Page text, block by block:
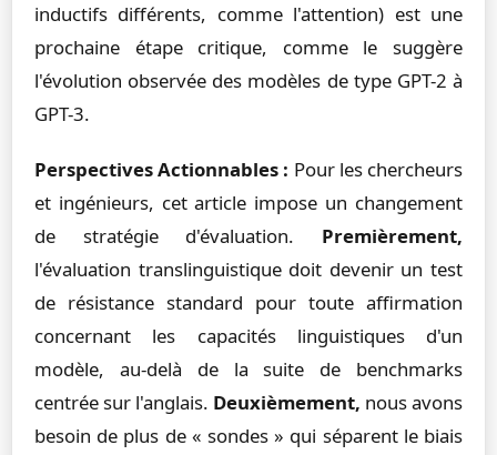
inductifs différents, comme l'attention) est une
prochaine étape critique, comme le suggère
l'évolution observée des modèles de type GPT-2 à
GPT-3.
Perspectives Actionnables : Pour les chercheurs
et ingénieurs, cet article impose un changement
de stratégie d'évaluation. Premièrement,
l'évaluation translinguistique doit devenir un test
de résistance standard pour toute affirmation
concernant les capacités linguistiques d'un
modèle, au-delà de la suite de benchmarks
centrée sur l'anglais. Deuxièmement, nous avons
besoin de plus de « sondes » qui séparent le biais